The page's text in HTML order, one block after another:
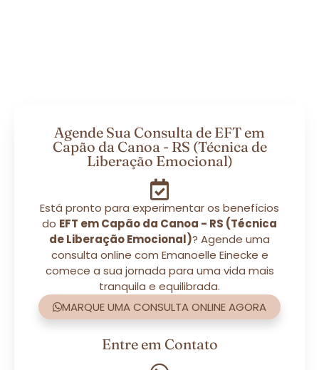
Agende Sua Consulta de EFT em
Capão da Canoa - RS (Técnica de
Liberação Emocional)
Está pronto para experimentar os benefícios
do EFT em Capão da Canoa - RS (Técnica
de Liberação Emocional)? Agende uma
consulta online com Emanoelle Einecke e
comece a sua jornada para uma vida mais
tranquila e equilibrada.
MARQUE UMA CONSULTA ONLINE AGORA
Entre em Contato